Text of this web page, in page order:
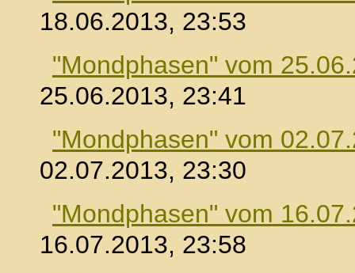
18.06.2013, 23:53
"Mondphasen" vom
25.06.2013, 23:41
"Mondphasen" vom
02.07.2013, 23:30
"Mondphasen" vom
16.07.2013, 23:58